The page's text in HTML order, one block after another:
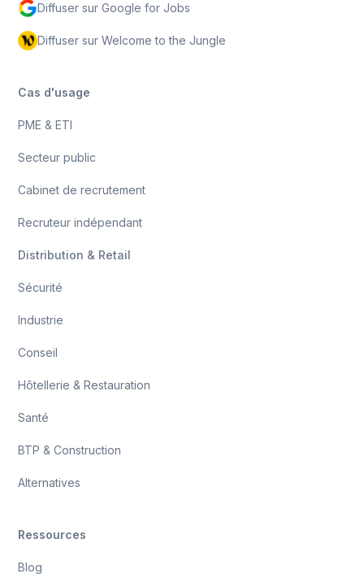
Diffuser sur Google for Jobs
Diffuser sur Welcome to the Jungle
Cas d'usage
PME & ETI
Secteur public
Cabinet de recrutement
Recruteur indépendant
Distribution & Retail
Sécurité
Industrie
Conseil
Hôtellerie & Restauration
Santé
BTP & Construction
Alternatives
Ressources
Blog